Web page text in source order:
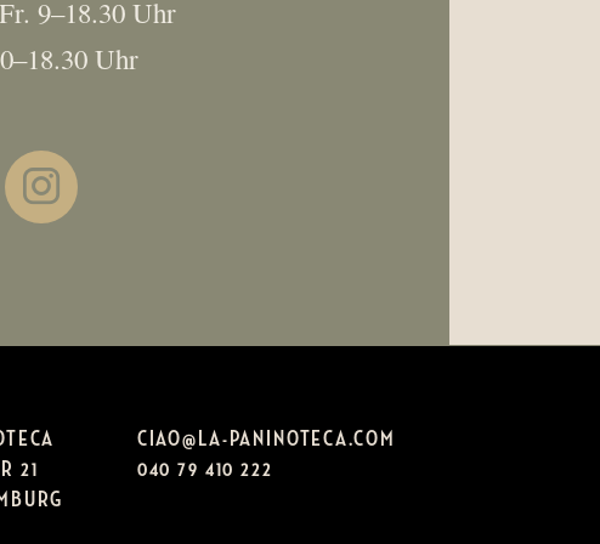
9–18.30 Uhr
Uhr
Q
21
CIAO@LA-PANINOTECA.COM
040 79 410 222